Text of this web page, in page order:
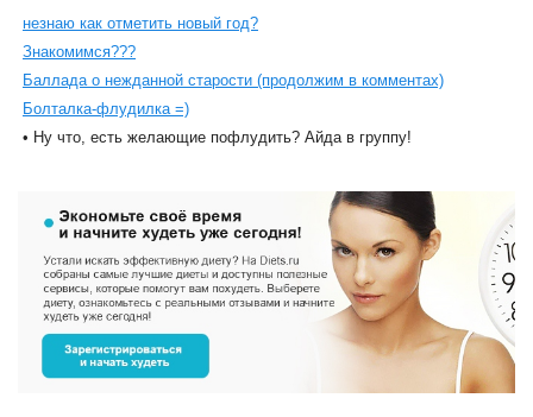
незнаю как отметить новый год?
Знакомимся???
Баллада о нежданной старости (продолжим в комментах)
Болталка-флудилка =)
• Ну что, есть желающие пофлудить? Айда в группу!